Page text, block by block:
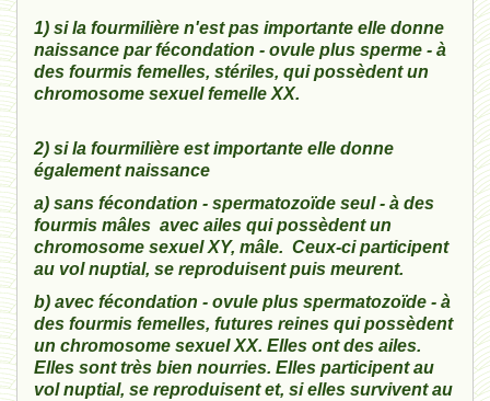
1) si la fourmilière n'est pas importante elle donne
naissance par fécondation - ovule plus sperme - à
des fourmis femelles, stériles, qui possèdent un
chromosome sexuel femelle XX.
2) si la fourmilière est importante elle donne
également naissance
a) sans fécondation - spermatozoïde seul - à des
fourmis mâles avec ailes qui possèdent un
chromosome sexuel XY, mâle. Ceux-ci participent
au vol nuptial, se reproduisent puis meurent.
b) avec fécondation - ovule plus spermatozoïde - à
des fourmis femelles, futures reines qui possèdent
un chromosome sexuel XX. Elles ont des ailes.
Elles sont très bien nourries. Elles participent au
vol nuptial, se reproduisent et, si elles survivent au